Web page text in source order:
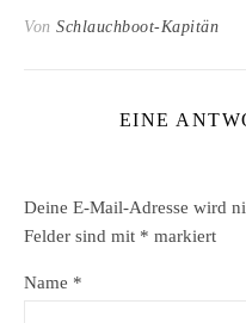
Von Schlauchboot-Kapitän
EINE
Deine E-Mail-Adresse wird
Felder sind mit * markiert
Name *